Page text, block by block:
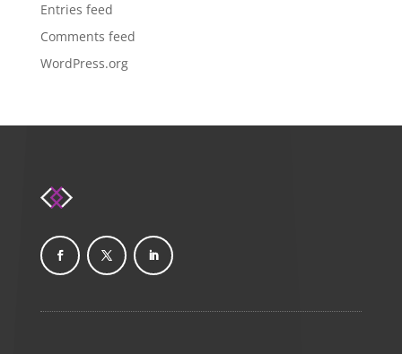
Entries feed
Comments feed
WordPress.org